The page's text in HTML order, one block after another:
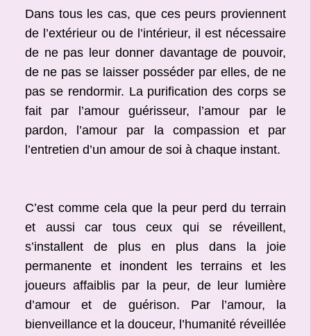
Dans tous les cas, que ces peurs proviennent
de l’extérieur ou de l’intérieur, il est nécessaire
de ne pas leur donner davantage de pouvoir,
de ne pas se laisser posséder par elles, de ne
pas se rendormir. La purification des corps se
fait par l’amour guérisseur, l’amour par le
pardon, l’amour par la compassion et par
l’entretien d’un amour de soi à chaque instant.
C’est comme cela que la peur perd du terrain
et aussi car tous ceux qui se réveillent,
s’installent de plus en plus dans la joie
permanente et inondent les terrains et les
joueurs affaiblis par la peur, de leur lumière
d’amour et de guérison. Par l’amour, la
bienveillance et la douceur, l’humanité réveillée